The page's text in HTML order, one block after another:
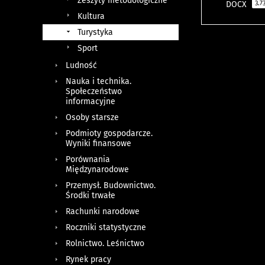
DOCX
Kultura
Turystyka
Sport
Ludność
Nauka i technika.
Społeczeństwo
informacyjne
Osoby starsze
Podmioty gospodarcze.
Wyniki finansowe
Porównania
Międzynarodowe
Przemysł. Budownictwo.
Środki trwałe
Rachunki narodowe
Roczniki statystyczne
Rolnictwo. Leśnictwo
Rynek pracy